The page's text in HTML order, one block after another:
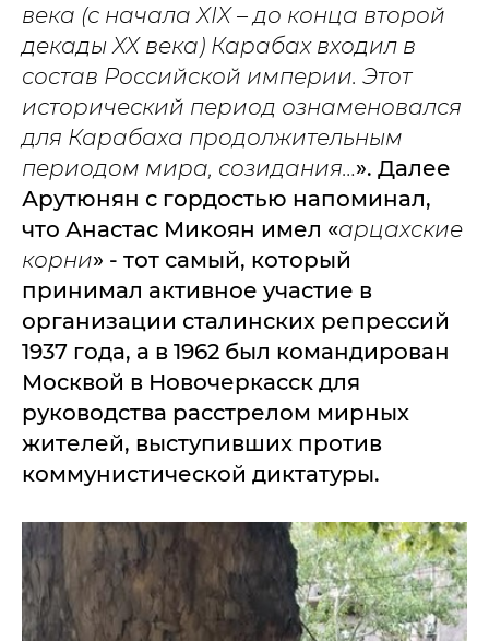
века (с началаXIX– до конца второй
декадыXXвека) Карабах входил в
состав Российской империи. Этот
исторический период ознаменовался
для Карабаха продолжительным
периодом мира, созидания…». Далее
Арутюнян с гордостью напоминал,
что Анастас Микоян имел «арцахские
корни» - тот самый, который
принимал активное участие в
организации сталинских репрессий
1937 года, а в 1962 был командирован
Москвой в Новочеркасск для
руководства расстрелом мирных
жителей, выступивших против
коммунистической диктатуры.